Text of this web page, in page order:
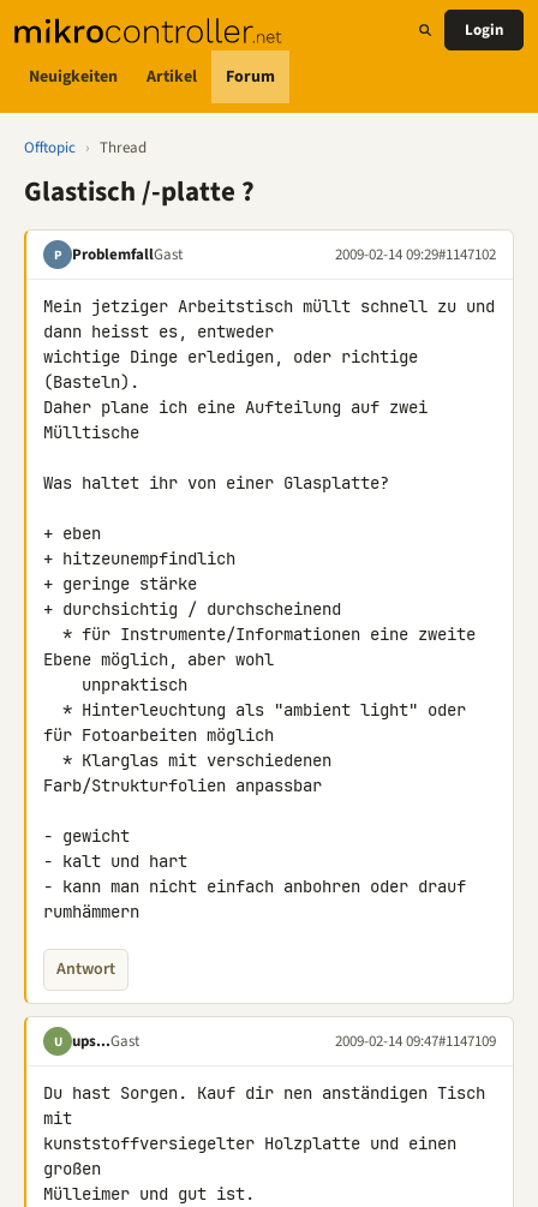
Neuigkeiten Artikel Forum
Login
Offtopic › Thread
Glastisch /-platte ?
P ProblemfallGast 2009-02-14 09:29#1147102
Mein jetziger Arbeitstisch müllt schnell zu und
dann heisst es, entweder
wichtige Dinge erledigen, oder richtige
(Basteln).
Daher plane ich eine Aufteilung auf zwei
Mülltische
Was haltet ihr von einer Glasplatte?
+ eben
+ hitzeunempfindlich
+ geringe stärke
+ durchsichtig / durchscheinend
Ebene möglich, aber wohl
für Fotoarbeiten möglich
Farb/Strukturfolien anpassbar
- gewicht
- kalt und hart
- kann man nicht einfach anbohren oder drauf
rumhämmern
Antwort
U ups...Gast 2009-02-14 09:47#1147109
Du hast Sorgen. Kauf dir nen anständigen Tisch
mit
kunststoffversiegelter Holzplatte und einen
großen
Mülleimer und gut ist.